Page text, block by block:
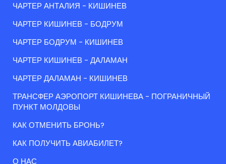
ЧАРТЕР АНТАЛИЯ - КИШИНЕВ
ЧАРТЕР КИШИНЕВ - БОДРУМ
ЧАРТЕР БОДРУМ - КИШИНЕВ
ЧАРТЕР КИШИНЕВ - ДАЛАМАН
ЧАРТЕР ДАЛАМАН - КИШИНЕВ
ТРАНСФЕР АЭРОПОРТ КИШИНЕВА - ПОГРАНИЧНЫЙ
ПУНКТ МОЛДОВЫ
КАК ОТМЕНИТЬ БРОНЬ?
КАК ПОЛУЧИТЬ АВИАБИЛЕТ?
О НАС